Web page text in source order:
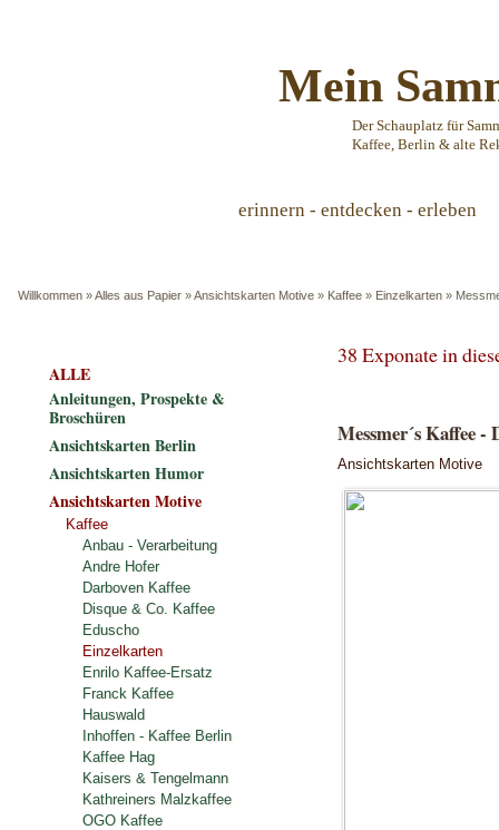
Mein
Der Schauplatz für
Kaffee, Berlin & alte
erinnern - entdecken - erleben
Willkommen »Alles aus Papier »Ansichtskarten Motive » Kaffee » Einzelkarten »
38 Exponate in
Messmer´s Kaffee
Ansichtskarten Motive
ALLE
Anleitungen, Prospekte &
Broschüren
Ansichtskarten Berlin
Ansichtskarten Humor
Ansichtskarten Motive
Kaffee
Anbau - Verarbeitung
Andre Hofer
Darboven Kaffee
Disque & Co. Kaffee
Eduscho
Einzelkarten
Enrilo Kaffee-Ersatz
Franck Kaffee
Hauswald
Inhoffen - Kaffee Berlin
Kaffee Hag
Kaisers & Tengelmann
Kathreiners Malzkaffee
OGO Kaffee